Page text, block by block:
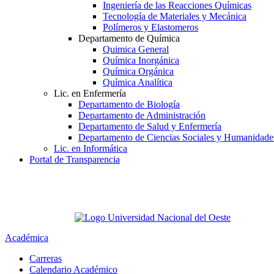
Ingeniería de las Reacciones Químicas
Tecnología de Materiales y Mecánica
Polímeros y Elastomeros
Departamento de Química
Quimica General
Química Inorgánica
Química Orgánica
Química Analítica
Lic. en Enfermería
Departamento de Biología
Departamento de Administración
Departamento de Salud y Enfermería
Departamento de Ciencias Sociales y
Lic. en Informática
Portal de Transparencia
Académica
Carreras
Calendario Académico